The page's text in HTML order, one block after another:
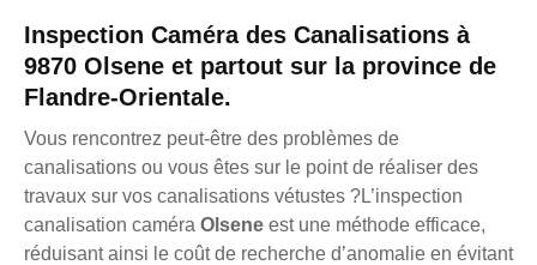
Inspection Caméra des Canalisations à
9870 Olsene et partout sur la province de
Flandre-Orientale.
Vous rencontrez peut-être des problèmes de
canalisations ou vous êtes sur le point de réaliser des
travaux sur vos canalisations vétustes ?L’inspection
canalisation caméra Olsene est une méthode efficace,
réduisant ainsi le coût de recherche d’anomalie en évitant